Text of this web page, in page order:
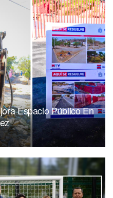
Espacio Público En